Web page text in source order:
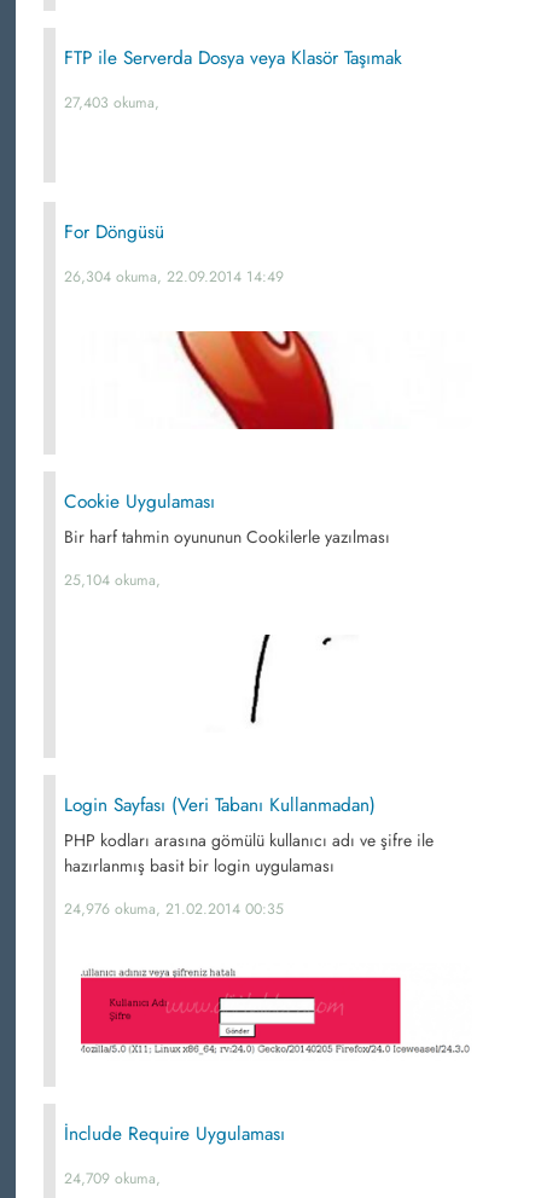
FTP ile Serverda Dosya veya Klasör Taşımak
27,403 okuma,
For Döngüsü
26,304 okuma, 22.09.2014 14:49
Cookie Uygulaması
Bir harf tahmin oyununun Cookilerle yazılması
25,104 okuma,
Login Sayfası (Veri Tabanı Kullanmadan)
PHP kodları arasına gömülü kullanıcı adı ve şifre ile
hazırlanmış basit bir login uygulaması
24,976 okuma, 21.02.2014 00:35
İnclude Require Uygulaması
24,709 okuma,